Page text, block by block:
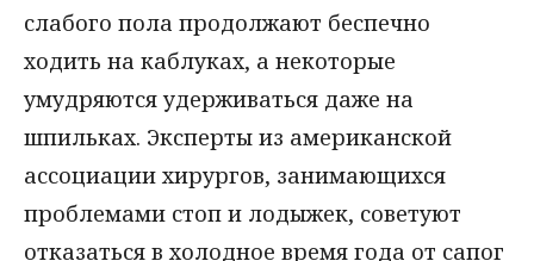
слабого пола продолжают беспечно
ходить на каблуках, а некоторые
умудряются удерживаться даже на
шпильках. Эксперты из американской
ассоциации хирургов, занимающихся
проблемами стоп и лодыжек, советуют
отказаться в холодное время года от сапог